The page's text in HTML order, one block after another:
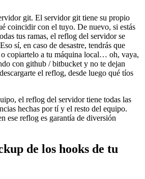
git. El servidor git tiene su propio
coincidir con el tuyo. De nuevo, si estás
tus ramas, el reflog del servidor se
sí, en caso de desastre, tendrás que
copiartelo a tu máquina local… oh, vaya,
con github / bitbucket y no te dejan
el reflog, desde luego qué tíos
el reflog del servidor tiene todas las
hechas por tí y el resto del equipo.
ese reflog es garantía de diversión
de los hooks de tu